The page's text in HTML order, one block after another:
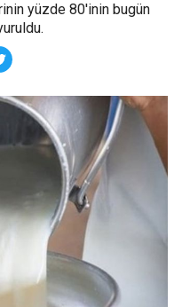
yüzde 80'inin bugün